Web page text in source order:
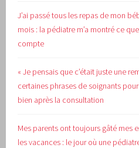
J’ai passé tous les repas de mon
mois : la pédiatre m’a montré ce
compte
« Je pensais que c’était juste une
certaines phrases de soignants
bien après la consultation
Mes parents ont toujours gâté mes
les vacances : le jour où une